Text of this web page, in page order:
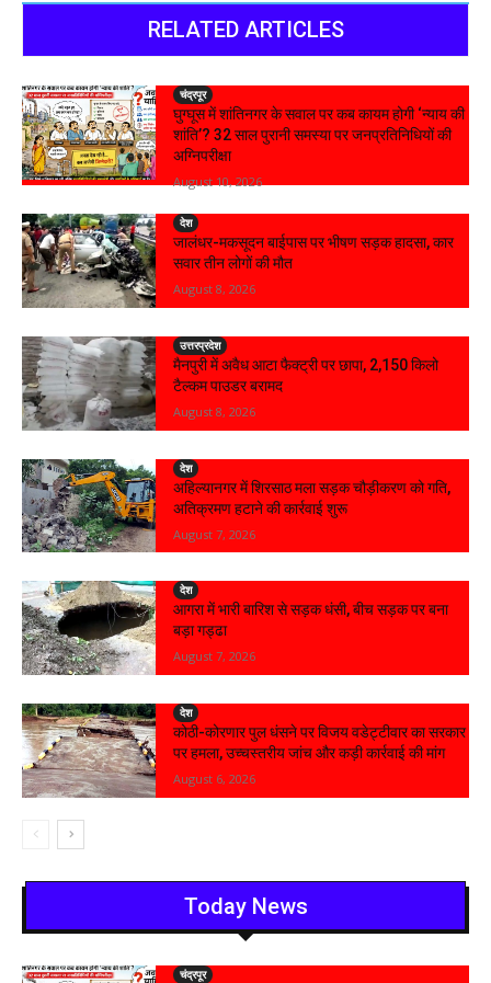
RELATED ARTICLES
चंद्रपूर
घुग्घूस में शांतिनगर के सवाल पर कब कायम होगी ‘न्याय की
शांति’? 32 साल पुरानी समस्या पर जनप्रतिनिधियों की
अग्निपरीक्षा
August 10, 2026
देश
जालंधर-मकसूदन बाईपास पर भीषण सड़क हादसा, कार
सवार तीन लोगों की मौत
August 8, 2026
उत्तरप्रदेश
मैनपुरी में अवैध आटा फैक्ट्री पर छापा, 2,150 किलो
टैल्कम पाउडर बरामद
August 8, 2026
देश
अहिल्यानगर में शिरसाठ मला सड़क चौड़ीकरण को गति,
अतिक्रमण हटाने की कार्रवाई शुरू
August 7, 2026
देश
आगरा में भारी बारिश से सड़क धंसी, बीच सड़क पर बना
बड़ा गड्ढा
August 7, 2026
देश
कोठी-कोरणार पुल धंसने पर विजय वडेट्टीवार का सरकार
पर हमला, उच्चस्तरीय जांच और कड़ी कार्रवाई की मांग
August 6, 2026
Today News
चंद्रपूर